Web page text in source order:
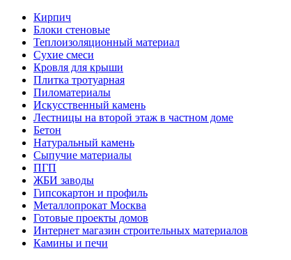
Кирпич
Блоки стеновые
Теплоизоляционный материал
Сухие смеси
Кровля для крыши
Плитка тротуарная
Пиломатериалы
Искусственный камень
Лестницы на второй этаж в частном доме
Бетон
Натуральный камень
Сыпучие материалы
ПГП
ЖБИ заводы
Гипсокартон и профиль
Металлопрокат Москва
Готовые проекты домов
Интернет магазин строительных материалов
Камины и печи